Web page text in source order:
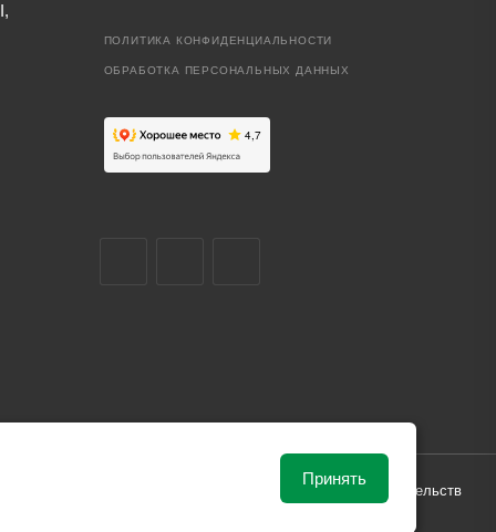
ПОЛИТИКА КОНФИДЕНЦИАЛЬНОСТИ
ОБРАБОТКА ПЕРСОНАЛЬНЫХ ДАННЫХ
от рыночной ситуации и не влекут за собой обязательств
Принять